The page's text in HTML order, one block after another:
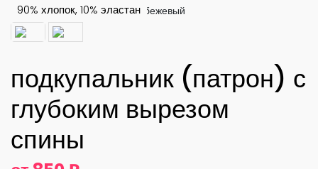
90% хлопок, 10% эластан
подкупальник (патрон) с
глубоким вырезом
спины